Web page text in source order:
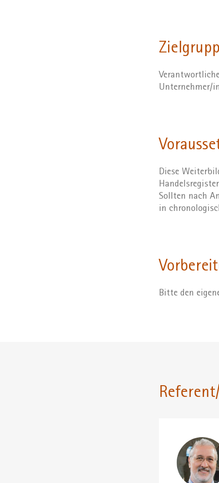
Unternehmer/
Diese
Sollten nach
in
Bitte den